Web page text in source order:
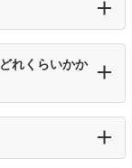
れくらいかか